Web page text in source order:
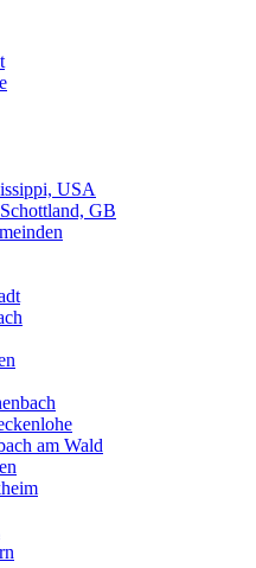
USA
GB
am Wald